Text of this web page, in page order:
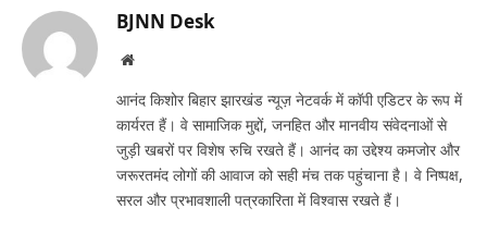
BJNN Desk
Website
आनंद किशोर बिहार झारखंड न्यूज़ नेटवर्क में कॉपी एडिटर के रूप में
कार्यरत हैं। वे सामाजिक मुद्दों, जनहित और मानवीय संवेदनाओं से
जुड़ी खबरों पर विशेष रुचि रखते हैं। आनंद का उद्देश्य कमजोर और
जरूरतमंद लोगों की आवाज को सही मंच तक पहुंचाना है। वे निष्पक्ष,
सरल और प्रभावशाली पत्रकारिता में विश्वास रखते हैं।